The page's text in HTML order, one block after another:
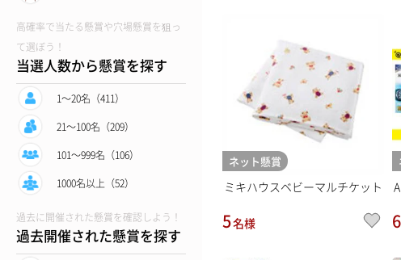
高確率で当たる懸賞や穴場懸賞を狙っ
て選ぼう！
当選人数から懸賞を探す
1〜20名（411）
21〜100名（209）
101〜999名（106）
1000名以上（52）
過去に開催された懸賞を確認しよう！
過去開催された懸賞を探す
ネット懸賞
ミキハウスベビーマルチケット
5名様 6